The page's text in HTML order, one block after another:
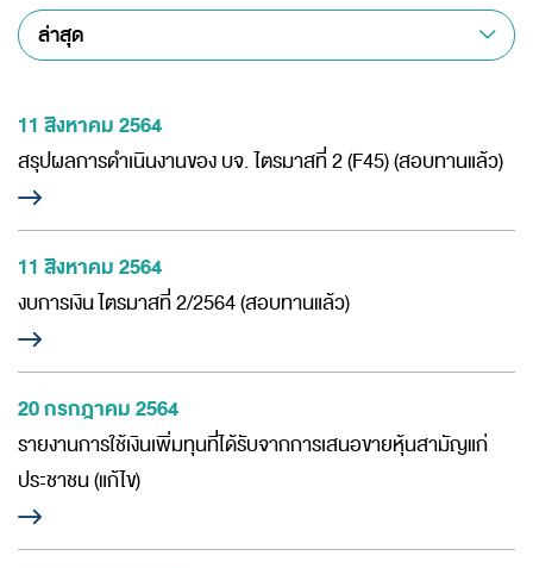
การพัฒนาอย่างยั่งยืน
ห้องข่าว
สอบถามข้อมูล
ล่าสุด
11 สิงหาคม 2564
สรุปผลการดำเนินงานของ บจ. ไตรมาสที่ 2 (F45) (สอบทานแล้ว)
11 สิงหาคม 2564
งบการเงิน ไตรมาสที่ 2/2564 (สอบทานแล้ว)
20 กรกฎาคม 2564
รายงานการใช้เงินเพิ่มทุนที่ได้รับจากการเสนอขายหุ้นสามัญแก่
ประชาชน (แก้ไข)